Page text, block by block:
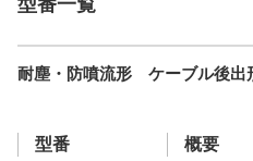
耐塵・防噴流形 ケーブル後出
型番 概要